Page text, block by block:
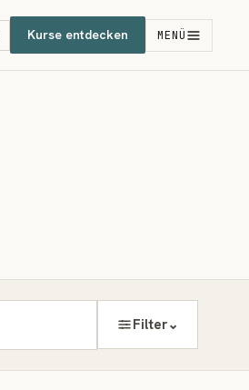
Kurse entdecken MENÜ
Filter⌄